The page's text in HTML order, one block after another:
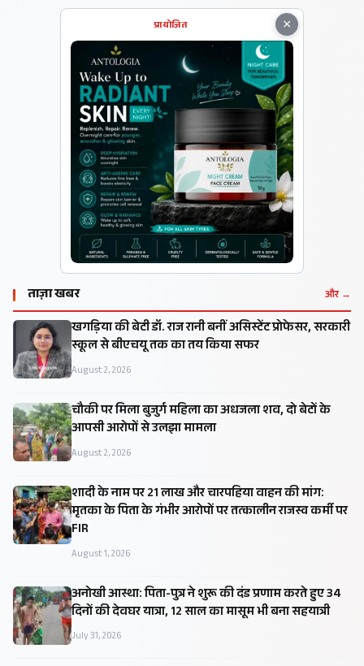
×
प्रायोजित
ताज़ा खबर और →
खगड़िया की बेटी डॉ. राज रानी बनीं असिस्टेंट प्रोफेसर, सरकारी
स्कूल से बीएचयू तक का तय किया सफर
August 2, 2026
चौकी पर मिला बुजुर्ग महिला का अधजला शव, दो बेटों के
आपसी आरोपों से उलझा मामला
August 2, 2026
शादी के नाम पर 21 लाख और चारपहिया वाहन की मांग:
मृतका के पिता के गंभीर आरोपों पर तत्कालीन राजस्व कर्मी पर
FIR
August 1, 2026
अनोखी आस्था: पिता-पुत्र ने शुरू की दंड प्रणाम करते हुए 34
दिनों की देवघर यात्रा, 12 साल का मासूम भी बना सहयात्री
July 31, 2026